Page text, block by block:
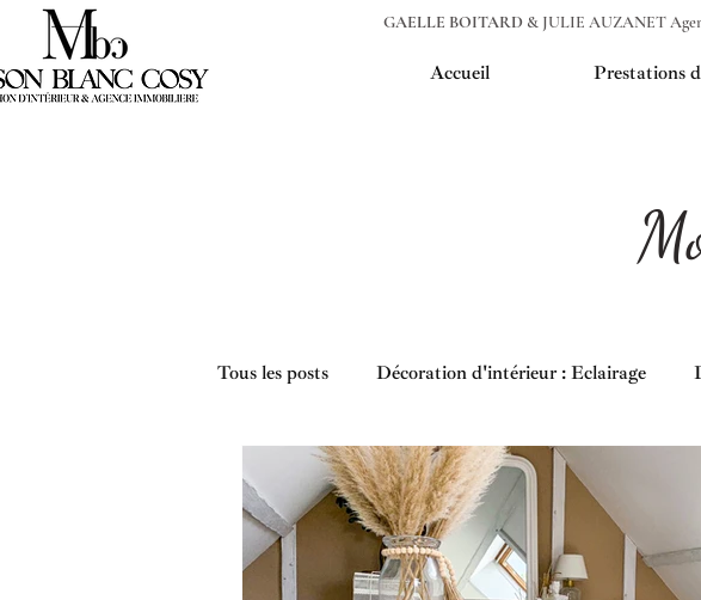
GAELLE BOITARD & JULIE AUZANET
Accueil Prestations
Tous les posts Décoration d'intérieur : Eclairage